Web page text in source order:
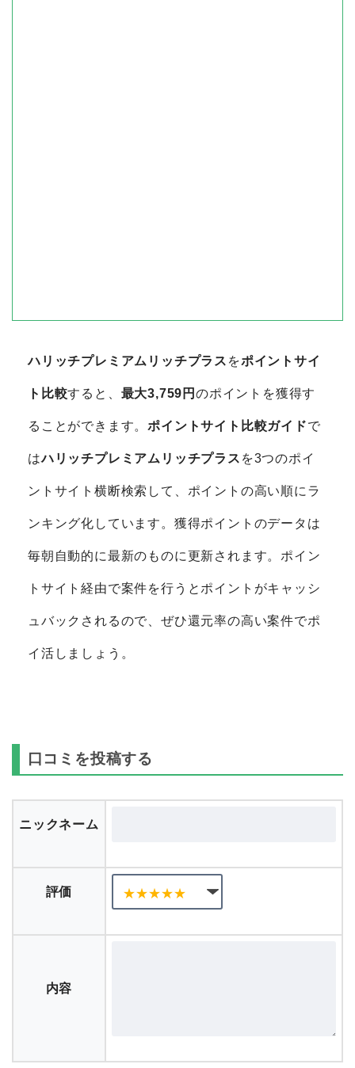
ハリッチプレミアムリッチプラス をポイントサイ
ト比較すると、 最大3,759円のポイントを獲得す
ることができます。ポイントサイト比較ガイドで
はハリッチプレミアムリッチプラス を3つのポイ
ントサイト横断検索して、ポイントの高い順にラ
ンキング化しています。獲得ポイントのデータは
毎朝自動的に最新のものに更新されます。ポイン
トサイト経由で案件を行うとポイントがキャッシ
ュバックされるので、ぜひ還元率の高い案件でポ
イ活しましょう。
口コミを投稿する
ニックネーム
評価
内容